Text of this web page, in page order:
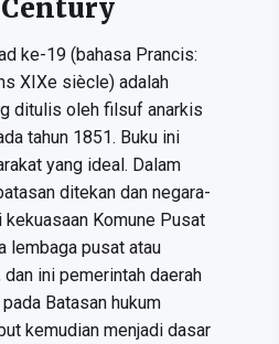
ke-19 (bahasa Prancis:
XIXe siècle) adalah
ditulis oleh filsuf anarkis
tahun 1851. Buku ini
yang ideal. Dalam
ditekan dan negara-
Komune Pusat
lembaga pusat atau
ini pemerintah daerah
Batasan hukum
kemudian menjadi dasar